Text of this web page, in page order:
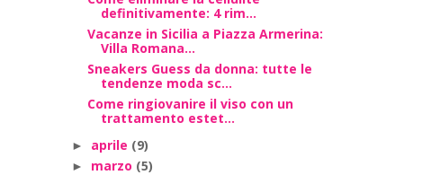
definitivamente: 4 rim...
Vacanze in Sicilia a Piazza Armerina:
Villa Romana...
Sneakers Guess da donna: tutte le
tendenze moda sc...
Come ringiovanire il viso con un
trattamento estet...
► aprile (9)
► marzo (5)